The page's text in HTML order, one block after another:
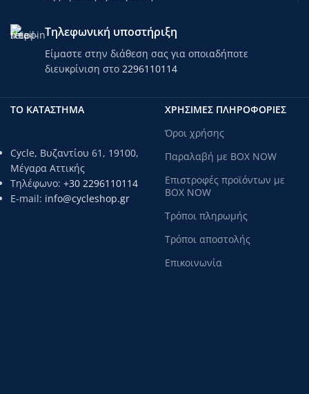
Τηλεφωνική υποστήριξη
Είμαστε στην διάθεση σας για οποιαδήποτε
διευκρίνιση στο 2296110114
ΤΟ ΚΑΤΑΣΤΗΜΑ
Cycle, Βυζαντίου 61, 19100,
Μέγαρα Αττικής
Τηλέφωνο: +30 2296110114
E-mail: info@cycleshop.gr
ΧΡΗΣΙΜΕΣ ΠΛΗΡΟΦΟΡΙΕΣ
Όροι χρήσης
Παραλαβή με BOX NOW
Επιστροφές προϊόντων με
BOX NOW
Τρόποι πληρωμής
Τρόποι αποστολής
Επικοινωνία